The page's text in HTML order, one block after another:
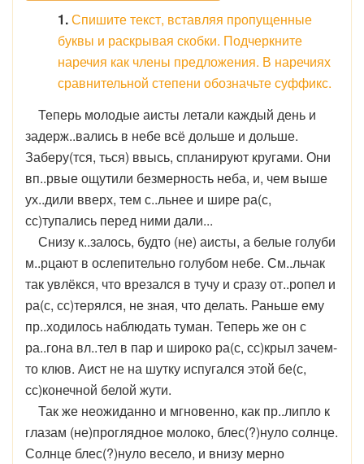
1.Спишите текст, вставляя пропущенные
буквы и раскрывая скобки. Подчеркните
наречия как члены предложения. В наречиях
сравнительной степени обозначьте суффикс.
Теперь молодые аисты летали каждый день и
задерж..вались в небе всё дольше и дольше.
Заберу(тся, ться) ввысь, спланируют кругами. Они
вп..рвые ощутили безмерность неба, и, чем выше
ух..дили вверх, тем с..льнее и шире ра(с,
сс)тупались перед ними дали...
Снизу к..залось, будто (не) аисты, а белые голуби
м..рцают в ослепительно голубом небе. См..льчак
так увлёкся, что врезался в тучу и сразу от..ропел и
ра(с, сс)терялся, не зная, что делать. Раньше ему
пр..ходилось наблюдать туман. Теперь же он с
ра..гона вл..тел в пар и широко ра(с, сс)крыл зачем-
то клюв. Аист не на шутку испугался этой бе(с,
сс)конечной белой жути.
Так же неожиданно и мгновенно, как пр..липло к
глазам (не)проглядное молоко, блес(?)нуло солнце.
Солнце блес(?)нуло весело, и внизу мерно